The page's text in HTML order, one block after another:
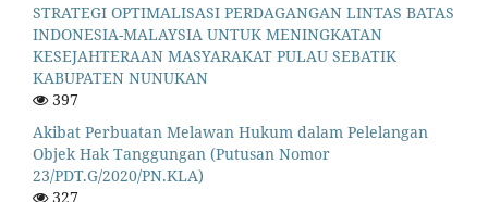
STRATEGI OPTIMALISASI PERDAGANGAN LINTAS BATAS
INDONESIA-MALAYSIA UNTUK MENINGKATAN
KESEJAHTERAAN MASYARAKAT PULAU SEBATIK
KABUPATEN NUNUKAN
397
Akibat Perbuatan Melawan Hukum dalam Pelelangan
Objek Hak Tanggungan (Putusan Nomor
23/PDT.G/2020/PN.KLA)
327